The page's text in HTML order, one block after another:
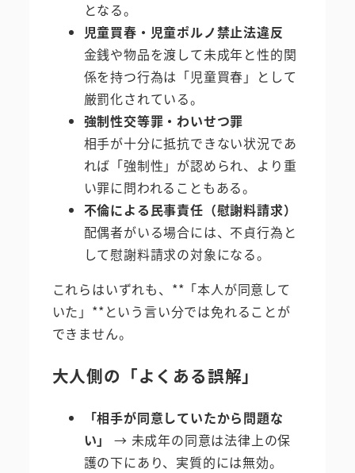
となる。
児童買春・児童ポルノ禁止法違反
金銭や物品を渡して未成年と性的関
係を持つ行為は「児童買春」として
厳罰化されている。
強制性交等罪・わいせつ罪
相手が十分に抵抗できない状況であ
れば「強制性」が認められ、より重
い罪に問われることもある。
不倫による民事責任（慰謝料請求）
配偶者がいる場合には、不貞行為と
して慰謝料請求の対象になる。
これらはいずれも、**「本人が同意して
いた」**という言い分では免れることが
できません。
大人側の「よくある誤解」
「相手が同意していたから問題な
い」
→ 未成年の同意は法律上の保
護の下にあり、実質的には無効。